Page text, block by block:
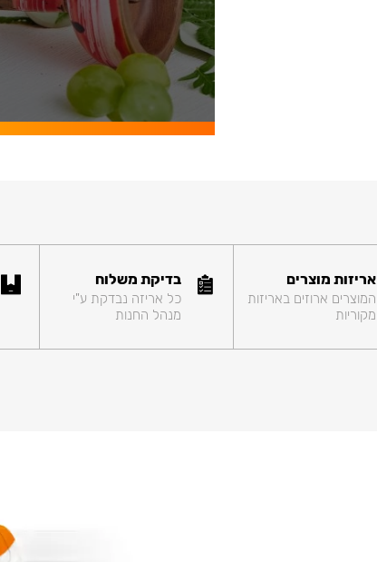
אריזות מוצרים
המוצרים ארוזים באריזות
מקוריות
בדיקת משלוח
כל אריזה נבדקת ע"י
מנהל החנות